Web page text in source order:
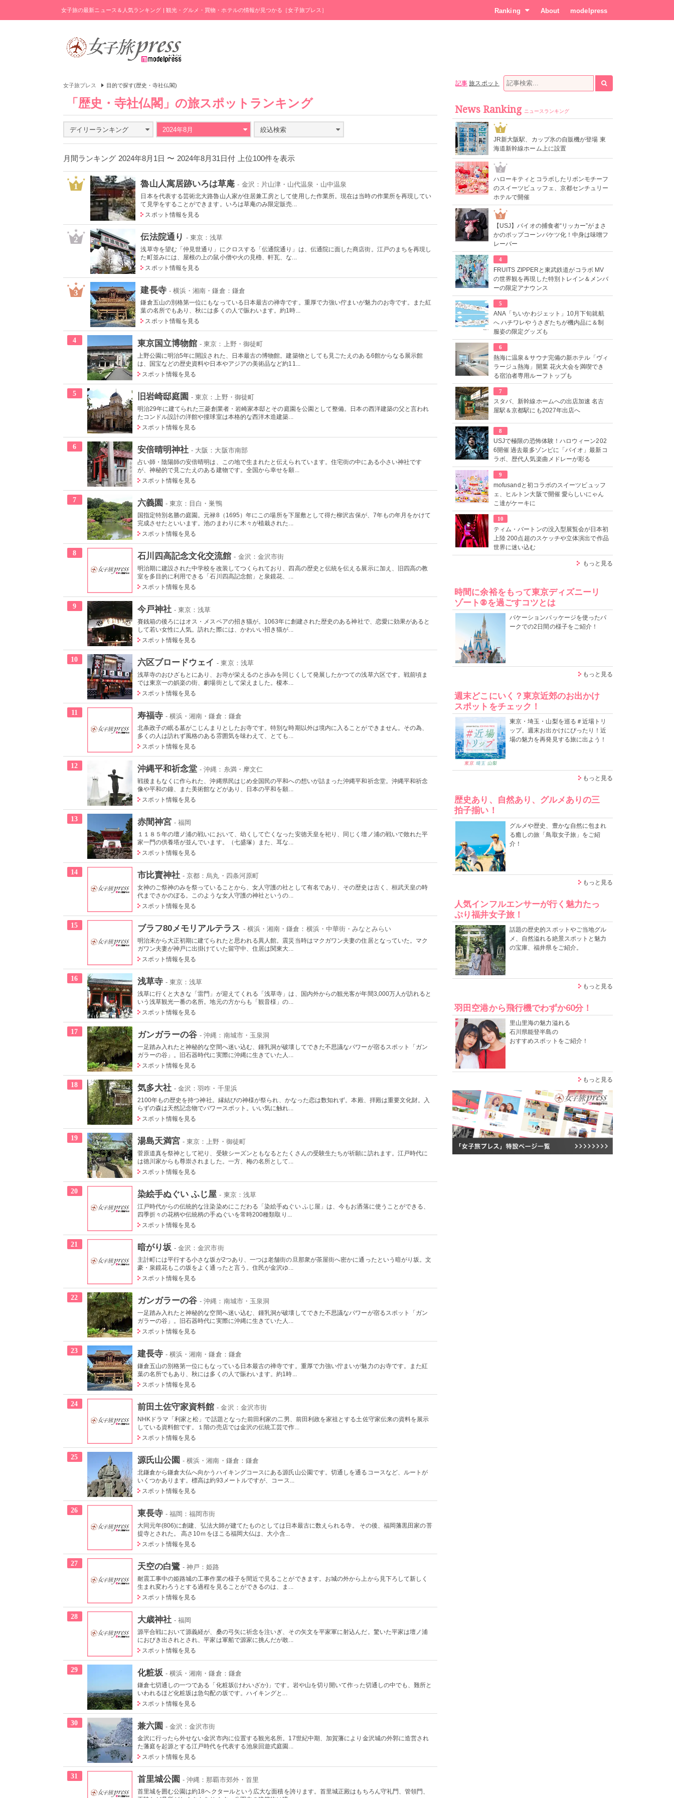
女子旅の最新ニュース＆人気ランキング | 観光・グルメ・買物・ホテルの情報が見つかる［女子旅プレス］ Ranking About modelpress
女子旅プレス 目的で探す(歴史・寺社仏閣)
「歴史・寺社仏閣」の旅スポットランキング
デイリーランキング 2024年8月 絞込検索
月間ランキング 2024年8月1日 〜 2024年8月31日付 上位100件を表示
1 魯山人寓居跡いろは草庵 - 金沢：片山津・山代温泉・山中温泉
日本を代表する芸術北大路魯山人家が住居兼工房として使用した作業所。現在は当時の作業所を再現してい
て見学をすることができます。いろは草庵のみ限定販売...
スポット情報を見る
2 伝法院通り - 東京：浅草
浅草寺を望む「仲見世通り」にクロスする「伝通院通り」は、伝通院に面した商店街。江戸のまちを再現し
た町並みには、屋根の上の鼠小僧や火の見櫓、軒瓦、な...
スポット情報を見る
3 建長寺 - 横浜・湘南・鎌倉：鎌倉
鎌倉五山の別格第一位にもなっている日本最古の禅寺です。重厚で力強い佇まいが魅力のお寺です。また紅
葉の名所でもあり、秋には多くの人で賑わいます。約1時...
スポット情報を見る
4 東京国立博物館 - 東京：上野・御徒町
上野公園に明治5年に開設された、日本最古の博物館。建築物としても見ごたえのある6館からなる展示館
は、国宝などの歴史資料や日本やアジアの美術品など約11...
スポット情報を見る
5 旧岩崎邸庭園 - 東京：上野・御徒町
明治29年に建てられた三菱創業者・岩崎家本邸とその庭園を公園として整備。日本の西洋建築の父と言われ
たコンドル設計の洋館や撞球室は本格的な西洋木造建築...
スポット情報を見る
6 安倍晴明神社 - 大阪：大阪市南部
占い師・陰陽師の安倍晴明は、この地で生まれたと伝えられています。住宅街の中にある小さい神社です
が、神秘的で見ごたえのある建物です。全国から幸せを願...
スポット情報を見る
7 六義園 - 東京：目白・巣鴨
国指定特別名勝の庭園。元禄8（1695）年にこの場所を下屋敷として得た柳沢吉保が、7年もの年月をかけて
完成させたといいます。池のまわりに木々が植栽された...
スポット情報を見る
8 石川四高記念文化交流館 - 金沢：金沢市街
明治期に建設された中学校を改装してつくられており、四高の歴史と伝統を伝える展示に加え、旧四高の教
室を多目的に利用できる「石川四高記念館」と泉鏡花、...
スポット情報を見る
9 今戸神社 - 東京：浅草
賽銭箱の後ろにはオス・メスペアの招き猫が。1063年に創建された歴史のある神社で、恋愛に効果があると
して若い女性に人気。訪れた際には、かわいい招き猫が...
スポット情報を見る
10 六区ブロードウェイ - 東京：浅草
浅草寺のおひざもとにあり、お寺が栄えるのと歩みを同じくして発展したかつての浅草六区です。戦前頃ま
では東京一の娯楽の街、劇場街として栄えました。榎本...
スポット情報を見る
11 寿福寺 - 横浜・湘南・鎌倉：鎌倉
北条政子の眠る墓がこじんまりとしたお寺です。特別な時期以外は境内に入ることができません。その為、
多くの人は訪れず風格のある雰囲気を味わえて、とても...
スポット情報を見る
12 沖縄平和祈念堂 - 沖縄：糸満・摩文仁
戦後まもなくに作られた、沖縄県民はじめ全国民の平和への想いが詰まった沖縄平和祈念堂。沖縄平和祈念
像や平和の鐘、また美術館などがあり、日本の平和を願...
スポット情報を見る
13 赤間神宮 - 福岡
１１８５年の壇ノ浦の戦いにおいて、幼くして亡くなった安徳天皇を祀り、同じく壇ノ浦の戦いで敗れた平
家一門の供養塔が並んでいます。（七盛塚）また、耳な...
スポット情報を見る
14 市比賣神社 - 京都：烏丸・四条河原町
女神のご祭神のみを祭っていることから、女人守護の社として有名であり、その歴史は古く、桓武天皇の時
代までさかのぼる。このような女人守護の神社というの...
スポット情報を見る
15 ブラフ80メモリアルテラス - 横浜・湘南・鎌倉：横浜・中華街・みなとみらい
明治末から大正初期に建てられたと思われる異人館。震災当時はマクガワン夫妻の住居となっていた。マク
ガワン夫妻が神戸に出掛けていた留守中、住居は関東大...
スポット情報を見る
16 浅草寺 - 東京：浅草
浅草に行くと大きな「雷門」が迎えてくれる「浅草寺」は、国内外からの観光客が年間3,000万人が訪れると
いう浅草観光一番の名所。地元の方からも「観音様」の...
スポット情報を見る
17 ガンガラーの谷 - 沖縄：南城市・玉泉洞
一足踏み入れたと神秘的な空間へ迷い込む、鍾乳洞が破壊してできた不思議なパワーが宿るスポット「ガン
ガラーの谷」。旧石器時代に実際に沖縄に生きていた人...
スポット情報を見る
18 気多大社 - 金沢：羽咋・千里浜
2100年もの歴史を持つ神社。縁結びの神様が祭られ、かなった恋は数知れず。本殿、拝殿は重要文化財。入
らずの森は天然記念物でパワースポット。いい気に触れ...
スポット情報を見る
19 湯島天満宮 - 東京：上野・御徒町
菅原道真を祭神として祀り、受験シーズンともなるとたくさんの受験生たちが祈願に訪れます。江戸時代に
は徳川家からも尊崇されました。一方、梅の名所として...
スポット情報を見る
20 染絵手ぬぐい ふじ屋 - 東京：浅草
江戸時代からの伝統的な注染染めにこだわる「染絵手ぬぐい ふじ屋」は、今もお洒落に使うことができる、
四季折々の花柄や伝統柄の手ぬぐいを常時200種類取り...
スポット情報を見る
21 暗がり坂 - 金沢：金沢市街
主計町には平行する小さな坂が2つあり、一つは老舗街の旦那衆が茶屋街へ密かに通ったという暗がり坂。文
豪・泉鏡花もこの坂をよく通ったと言う。住民が金沢ゆ...
スポット情報を見る
22 ガンガラーの谷 - 沖縄：南城市・玉泉洞
一足踏み入れたと神秘的な空間へ迷い込む、鍾乳洞が破壊してできた不思議なパワーが宿るスポット「ガン
ガラーの谷」。旧石器時代に実際に沖縄に生きていた人...
スポット情報を見る
23 建長寺 - 横浜・湘南・鎌倉：鎌倉
鎌倉五山の別格第一位にもなっている日本最古の禅寺です。重厚で力強い佇まいが魅力のお寺です。また紅
葉の名所でもあり、秋には多くの人で賑わいます。約1時...
スポット情報を見る
24 前田土佐守家資料館 - 金沢：金沢市街
NHKドラマ「利家と松」で話題となった前田利家の二男、前田利政を家祖とする土佐守家伝来の資料を展示
している資料館です。１階の売店では金沢の伝統工芸で作...
スポット情報を見る
25 源氏山公園 - 横浜・湘南・鎌倉：鎌倉
北鎌倉から鎌倉大仏へ向かうハイキングコースにある源氏山公園です。切通しを通るコースなど、ルートが
いくつかあります。標高は約93メートルですが、コース...
スポット情報を見る
26 東長寺 - 福岡：福岡市街
大同元年(806)に創建、弘法大師が建てたものとしては日本最古に数えられる寺。 その後、福岡藩黒田家の菩
提寺とされた。 高さ10ｍをほこる福岡大仏は、大小含...
スポット情報を見る
27 天空の白鷺 - 神戸：姫路
耐震工事中の姫路城の工事作業の様子を間近で見ることができます。お城の外から上から見下ろして新しく
生まれ変わろうとする過程を見ることができるのは、ま...
スポット情報を見る
28 大歳神社 - 福岡
源平合戦において源義経が、桑の弓矢に祈念を注いぎ、その矢文を平家軍に射込んだ。驚いた平家は壇ノ浦
におびき出されとされ、平家は軍船で源家に挑んだが敢...
スポット情報を見る
29 化粧坂 - 横浜・湘南・鎌倉：鎌倉
鎌倉七切通しの一つである「化粧坂(けわいざか)」です。岩や山を切り開いて作った切通しの中でも、難所と
いわれるほど化粧坂は急勾配の坂です。ハイキングと...
スポット情報を見る
30 兼六園 - 金沢：金沢市街
金沢に行ったら外せない金沢市内に位置する観光名所。17世紀中期、加賀藩により金沢城の外郭に造営され
た藩庭を起源とする江戸時代を代表する池泉回遊式庭園...
スポット情報を見る
31 首里城公園 - 沖縄：那覇市郊外・首里
首里城を囲む公園は約18ヘクタールという広大な面積を誇ります。首里城正殿はもちろん守礼門、管領門、
記事 旅スポット
News Ranking ニュースランキング
1
JR新大阪駅、カップ氷の自販機が登場 東
海道新幹線ホーム上に設置
2
ハローキティとコラボしたリボンモチーフ
のスイーツビュッフェ、京都センチュリー
ホテルで開催
3
【USJ】バイオの捕食者“リッカー”がまさ
かのポップコーンバケツ化！中身は味噌フ
レーバー
4
FRUITS ZIPPERと東武鉄道がコラボ MV
の世界観を再現した特別トレイン＆メンバ
ーの限定アナウンス
5
ANA「ちいかわジェット」10月下旬就航
へ ハチワレやうさぎたちが機内品に＆制
服姿の限定グッズも
6
熱海に温泉＆サウナ完備の新ホテル「ヴィ
ラージュ熱海」開業 花火大会を満喫でき
る宿泊者専用ルーフトップも
7
スタバ、新幹線ホームへの出店加速 名古
屋駅＆京都駅にも2027年出店へ
8
USJで極限の恐怖体験！ハロウィーン202
6開催 過去最多ゾンビに「バイオ」最新コ
ラボ、歴代人気楽曲メドレーが彩る
9
mofusandと初コラボのスイーツビュッフ
ェ、ヒルトン大阪で開催 愛らしいにゃん
こ達がケーキに
10
ティム・バートンの没入型展覧会が日本初
上陸 200点超のスケッチや立体演出で作品
世界に迷い込む
もっと見る
時間に余裕をもって東京ディズニーリ
ゾート®を過ごすコツとは
バケーションパッケージを使ったパ
ークでの2日間の様子をご紹介！
もっと見る
週末どこにいく？東京近郊のお出かけ
スポットをチェック！
東京・埼玉・山梨を巡る＃近場トリ
ップ。週末お出かけにぴったり！近
場の魅力を再発見する旅に出よう！
もっと見る
歴史あり、自然あり、グルメありの三
拍子揃い！
グルメや歴史、豊かな自然に包まれ
る癒しの旅「鳥取女子旅」をご紹
介！
もっと見る
人気インフルエンサーが行く魅力たっ
ぷり福井女子旅！
話題の歴史的スポットやご当地グル
メ、自然溢れる絶景スポットと魅力
の宝庫、福井県をご紹介。
もっと見る
羽田空港から飛行機でわずか60分！
里山里海の魅力溢れる
石川県能登半島の
おすすめスポットをご紹介！
もっと見る